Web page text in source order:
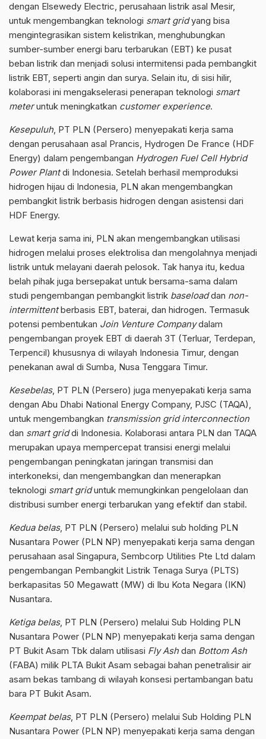
dengan Elsewedy Electric, perusahaan listrik asal Mesir,
untuk mengembangkan teknologi smart gridyang bisa
mengintegrasikan sistem kelistrikan, menghubungkan
sumber-sumber energi baru terbarukan (EBT) ke pusat
beban listrik dan menjadi solusi intermitensi pada pembangkit
listrik EBT, seperti angin dan surya. Selain itu, di sisi hilir,
kolaborasi ini mengakselerasi penerapan teknologi smart
meteruntuk meningkatkan customer experience.
Kesepuluh, PT PLN (Persero) menyepakati kerja sama
dengan perusahaan asal Prancis, Hydrogen De France (HDF
Energy) dalam pengembangan Hydrogen Fuel Cell Hybrid
Power Plantdi Indonesia. Setelah berhasil memproduksi
hidrogen hijau di Indonesia, PLN akan mengembangkan
pembangkit listrik berbasis hidrogen dengan asistensi dari
HDF Energy.
Lewat kerja sama ini, PLN akan mengembangkan utilisasi
hidrogen melalui proses elektrolisa dan mengolahnya menjadi
listrik untuk melayani daerah pelosok. Tak hanya itu, kedua
belah pihak juga bersepakat untuk bersama-sama dalam
studi pengembangan pembangkit listrik baseloaddan non-
intermittentberbasis EBT, baterai, dan hidrogen. Termasuk
potensi pembentukan Join Venture Companydalam
pengembangan proyek EBT di daerah 3T (Terluar, Terdepan,
Terpencil) khususnya di wilayah Indonesia Timur, dengan
penekanan awal di Sumba, Nusa Tenggara Timur.
Kesebelas, PT PLN (Persero) juga menyepakati kerja sama
dengan Abu Dhabi National Energy Company, PJSC (TAQA),
untuk mengembangkan transmission grid interconnection
dan smart griddi Indonesia. Kolaborasi antara PLN dan TAQA
merupakan upaya mempercepat transisi energi melalui
pengembangan peningkatan jaringan transmisi dan
interkoneksi, dan mengembangkan dan menerapkan
teknologi smart griduntuk memungkinkan pengelolaan dan
distribusi sumber energi terbarukan yang efektif dan stabil.
Kedua belas, PT PLN (Persero) melalui sub holding PLN
Nusantara Power (PLN NP) menyepakati kerja sama dengan
perusahaan asal Singapura, Sembcorp Utilities Pte Ltd dalam
pengembangan Pembangkit Listrik Tenaga Surya (PLTS)
berkapasitas 50 Megawatt (MW) di Ibu Kota Negara (IKN)
Nusantara.
Ketiga belas, PT PLN (Persero) melalui Sub Holding PLN
Nusantara Power (PLN NP) menyepakati kerja sama dengan
PT Bukit Asam Tbk dalam utilisasi Fly Ashdan Bottom Ash
(FABA) milik PLTA Bukit Asam sebagai bahan penetralisir air
asam bekas tambang di wilayah konsesi pertambangan batu
bara PT Bukit Asam.
Keempat belas, PT PLN (Persero) melalui Sub Holding PLN
Nusantara Power (PLN NP) menyepakati kerja sama dengan